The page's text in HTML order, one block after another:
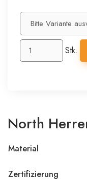
Stk.
North
Material
Zertifizierung